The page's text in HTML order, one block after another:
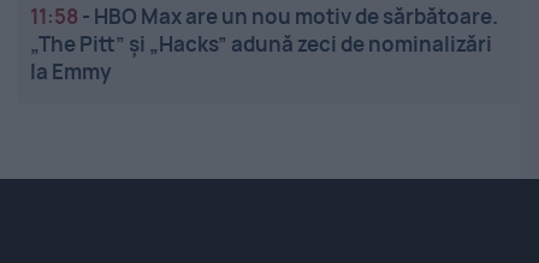
11:58 - HBO Max are un nou motiv de sărbătoare.
„The Pitt” și „Hacks” adună zeci de nominalizări
la Emmy